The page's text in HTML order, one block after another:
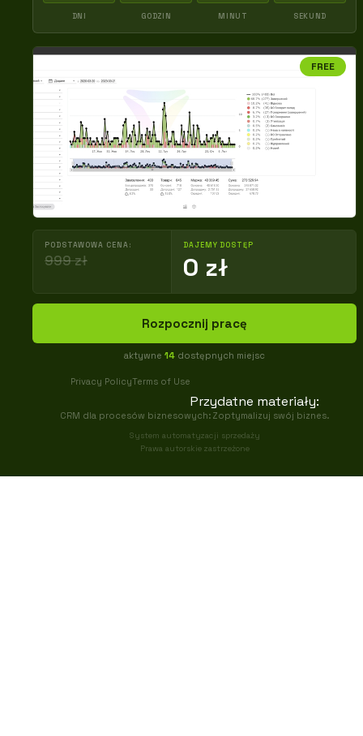
DNI GODZIN MINUT SEKUND
FREE
PODSTAWOWA CENA:
999 zł
DAJEMY DOSTĘP
0 zł
Rozpocznij pracę
aktywne 14 dostępnych miejsc
Privacy PolicyTerms of Use
Przydatne materiały:
CRM dla procesów biznesowych: Zoptymalizuj swój biznes.
System automatyzacji sprzedaży
Prawa autorskie zastrzeżone